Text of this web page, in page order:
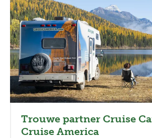
Trouwe partner Cruise
Cruise America